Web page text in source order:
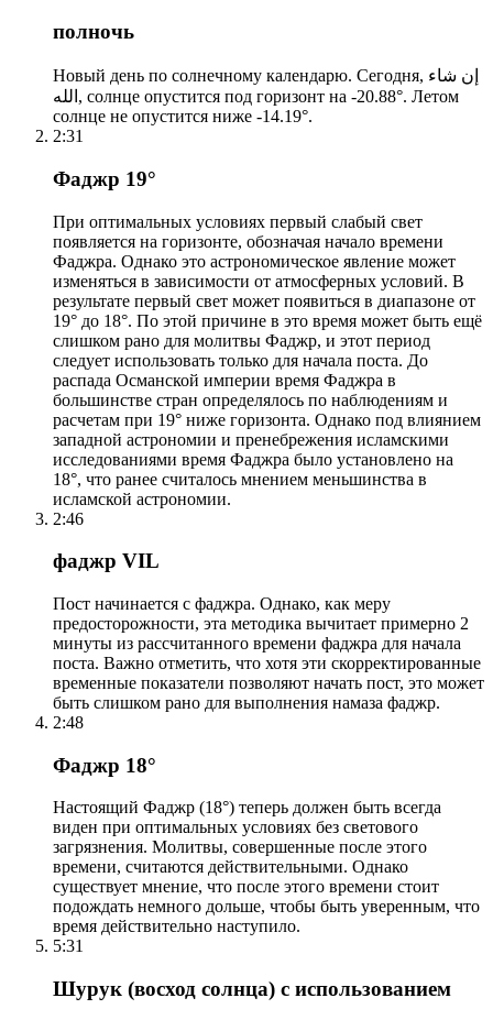
полночь
Новый день по солнечному календарю. Сегодня, إن شاء
الله, солнце опустится под горизонт на -20.88°. Летом
солнце не опустится ниже -14.19°.
2:31
Фаджр 19°
При оптимальных условиях первый слабый свет
появляется на горизонте, обозначая начало времени
Фаджра. Однако это астрономическое явление может
изменяться в зависимости от атмосферных условий. В
результате первый свет может появиться в диапазоне от
19° до 18°. По этой причине в это время может быть ещё
слишком рано для молитвы Фаджр, и этот период
следует использовать только для начала поста. До
распада Османской империи время Фаджра в
большинстве стран определялось по наблюдениям и
расчетам при 19° ниже горизонта. Однако под влиянием
западной астрономии и пренебрежения исламскими
исследованиями время Фаджра было установлено на
18°, что ранее считалось мнением меньшинства в
исламской астрономии.
2:46
фаджр VIL
Пост начинается с фаджра. Однако, как меру
предосторожности, эта методика вычитает примерно 2
минуты из рассчитанного времени фаджра для начала
поста. Важно отметить, что хотя эти скорректированные
временные показатели позволяют начать пост, это может
быть слишком рано для выполнения намаза фаджр.
2:48
Фаджр 18°
Настоящий Фаджр (18°) теперь должен быть всегда
виден при оптимальных условиях без светового
загрязнения. Молитвы, совершенные после этого
времени, считаются действительными. Однако
существует мнение, что после этого времени стоит
подождать немного дольше, чтобы быть уверенным, что
время действительно наступило.
5:31
Шурук (восход солнца) с использованием